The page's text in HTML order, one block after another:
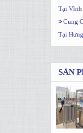
Tại Vĩnh
Cung
Tại
SẢN